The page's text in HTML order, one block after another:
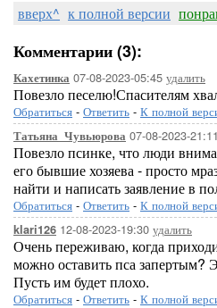
вверх^ к полной версии
Комментарии (3):
Кахетинка 07-08-2023-05:45 удалить
Повезло песелю!Спасителям
Обратиться - Ответить - К полной
Татьяна_Чувьюрова 07-08-2023-21:11
Повезло псинке, что люди
его бывшие хозяева - просто
найти и написать заявление в
Обратиться - Ответить - К полной
klari126 12-08-2023-19:30 удалить
Очень переживаю, когда
можно оставить пса запертым?
Пусть им будет плохо.
Обратиться - Ответить - К полной